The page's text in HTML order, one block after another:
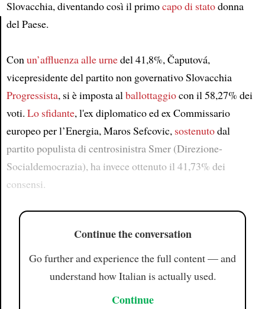
Slovacchia, diventando così il primocapo di statodonna
del Paese.
Conun’affluenza alle urnedel 41,8%, Čaputová,
vicepresidente del partito non governativo Slovacchia
Progressista, si è imposta alballottaggiocon il 58,27% dei
voti. Lo sfidante, l'ex diplomatico ed ex Commissario
europeo per l’Energia, Maros Sefcovic, sostenutodal
partito populista di centrosinistra Smer (Direzione-
Socialdemocrazia), ha invece ottenuto il 41,73% dei
consensi.
Continue the conversation
Go further and experience the full content — and
understand how Italian is actually used.
Continue